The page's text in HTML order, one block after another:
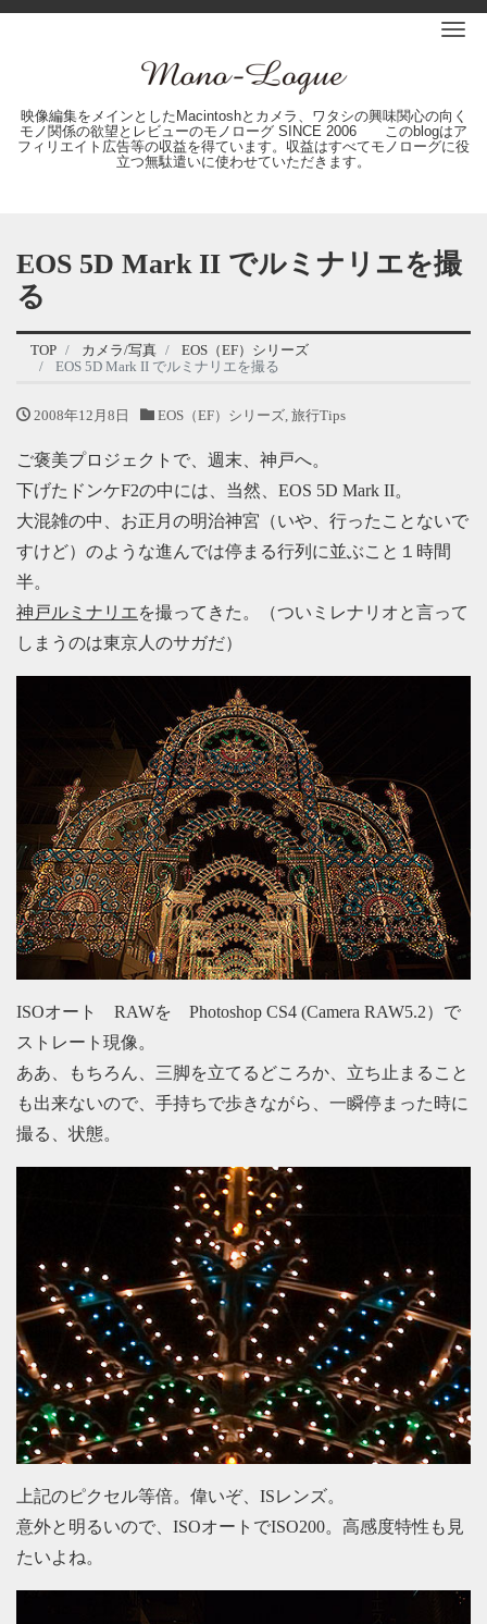
映像編集をメインとしたMacintoshとカメラ、ワタシの興味関心の向く
モノ関係の欲望とレビューのモノローグ SINCE 2006 このblogはア
フィリエイト広告等の収益を得ています。収益はすべてモノローグに役
立つ無駄遣いに使わせていただきます。
EOS 5D Mark II でルミナリエを撮
る
TOP カメラ/写真
EOS（EF）シリーズ
EOS 5D Mark II でルミナリエを撮る
2008年12月8日 EOS（EF）シリーズ, 旅行Tips
ご褒美プロジェクトで、週末、神戸へ。
下げたドンケF2の中には、当然、EOS 5D Mark II。
大混雑の中、お正月の明治神宮（いや、行ったことないで
すけど）のような進んでは停まる行列に並ぶこと１時間
半。
神戸ルミナリエを撮ってきた。（ついミレナリオと言って
しまうのは東京人のサガだ）
ISOオート RAWを Photoshop CS4 (Camera RAW5.2）で
ストレート現像。
ああ、もちろん、三脚を立てるどころか、立ち止まること
も出来ないので、手持ちで歩きながら、一瞬停まった時に
撮る、状態。
上記のピクセル等倍。偉いぞ、ISレンズ。
意外と明るいので、ISOオートでISO200。高感度特性も見
たいよね。